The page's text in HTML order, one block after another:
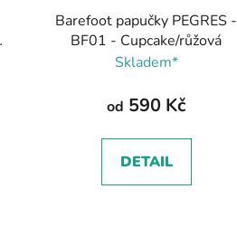
Barefoot papučky PEGRES -
BF01 - Cupcake/růžová
Skladem*
od 590 Kč
DETAIL